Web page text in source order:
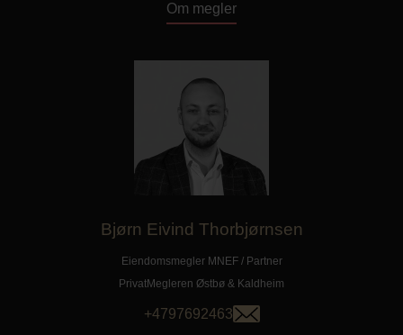
Om megler
Bjørn Eivind Thorbjørnsen
Eiendomsmegler MNEF / Partner
PrivatMegleren Østbø & Kaldheim
+4797692463